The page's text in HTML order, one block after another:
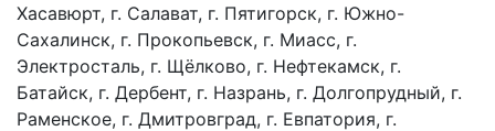
Хасавюрт, г. Салават, г. Пятигорск, г. Южно-
Сахалинск, г. Прокопьевск, г. Миасс, г.
Электросталь, г. Щёлково, г. Нефтекамск, г.
Батайск, г. Дербент, г. Назрань, г. Долгопрудный, г.
Раменское, г. Дмитровград, г. Евпатория, г.